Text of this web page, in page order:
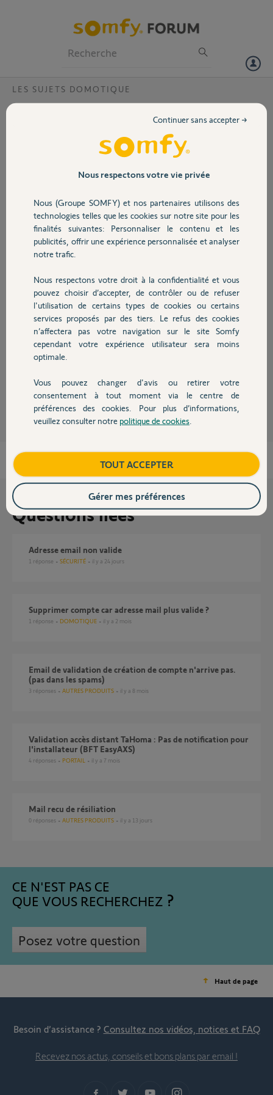
Volet
Sécurité
Domotique
Chauffage
Autres produits
Devis avec un pro
Contact
LES SUJETS DOMOTIQUE
Je ne reçois pas le mail de validation ?
Ce TaHoma n'est pas encore complètement activé. Merci de vérifier
votre boîte mail et de terminer l'activation pour pouvoir accéder à
Pascal B.
il y a environ 8 ans
Participer au fil de discussion
Réponses
Bonjour Pascal,
Je vois bien votre box activée, votre compte semble bien être crée depuis
hier le 31/05 vers 09h15.
Bonne journée,
Stéphane L. il y a environ 8 ans
Questions liées
Adresse email non valide
1 réponse SÉCURITÉ il y a 24 jours
Supprimer compte car adresse mail plus valide ?
1 réponse DOMOTIQUE il y a 2 mois
Email de validation de création de compte n'arrive pas.
(pas dans les spams)
3 réponses AUTRES PRODUITS il y a 8 mois
Validation accès distant TaHoma : Pas de notification pour
l'installateur (BFT EasyAXS)
4 réponses PORTAIL il y a 7 mois
Mail recu de résiliation
0 réponses AUTRES PRODUITS il y a 13 jours
CE N'EST PAS CE
QUE VOUS RECHERCHEZ
Posez votre question
Haut de page
Besoin d’assistance ? Consultez nos vidéos, notices et FAQ
Recevez nos actus, conseils et bons plans par email !
Nous respectons votre vie privée
Nous (Groupe SOMFY) et nos partenaires utilisons des
technologies telles que les cookies sur notre site pour les
finalités suivantes: Personnaliser le contenu et les
publicités, offrir une expérience personnalisée et analyser
notre trafic.
Nous respectons votre droit à la confidentialité et vous
pouvez choisir d’accepter, de contrôler ou de refuser
l'utilisation de certains types de cookies ou certains
services proposés par des tiers. Le refus des cookies
n’affectera pas votre navigation sur le site Somfy
cependant votre expérience utilisateur sera moins
optimale.
Vous pouvez changer d'avis ou retirer votre
consentement à tout moment via le centre de
préférences des cookies. Pour plus d’informations,
veuillez consulter notre politique de cookies
Continuer sans accepter →
TOUT ACCEPTER
Gérer mes préférences